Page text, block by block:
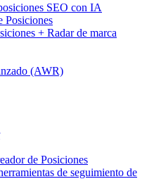
SEO con IA
Posiciones
+ Radar de marca
(AWR)
de Posiciones
de seguimiento de